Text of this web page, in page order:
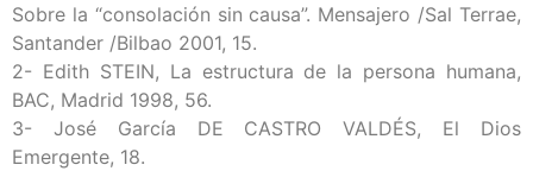
Sobre la “consolación sin causa”. Mensajero /Sal Terrae,
Santander /Bilbao 2001, 15.
2- Edith STEIN, La estructura de la persona humana,
BAC, Madrid 1998, 56.
3- José García DE CASTRO VALDÉS, El Dios
Emergente, 18.